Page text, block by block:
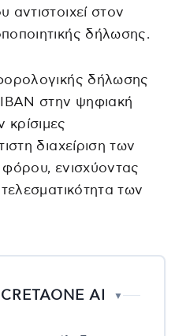
στον
δήλωσης.
δήλωσης
στην ψηφιακή
διαχείριση των
ενισχύοντας
των
AI ▼